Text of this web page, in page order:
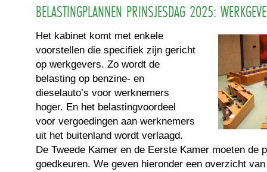
BELASTINGPLANNEN PRINSJESDAG 2025:
Het kabinet komt met enkele
voorstellen die specifiek zijn gericht
op werkgevers. Zo wordt de
belasting op benzine- en
dieselauto’s voor werknemers
hoger. En het belastingvoordeel
voor vergoedingen aan werknemers
uit het buitenland wordt verlaagd.
De Tweede Kamer en de Eerste Kamer moeten de
goedkeuren. We geven hieronder een overzicht